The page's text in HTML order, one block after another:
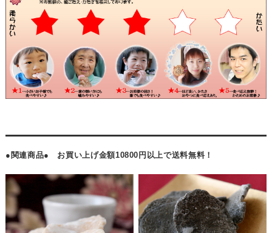
●関連商品● お買い上げ金額10800円以上で送料無料！